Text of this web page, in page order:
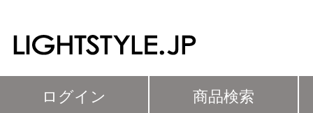
ログイン 商品検索